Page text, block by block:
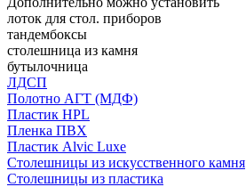
лоток для стол. приборов
тандембоксы
столешница из камня
бутылочница
ЛДСП
Полотно АГТ (МДФ)
Пластик HPL
Пленка ПВХ
Пластик Alvic Luxe
Столешницы из искусственного камня
Столешницы из пластика